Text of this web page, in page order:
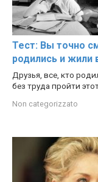
Тест: Вы точно
родились и
Друзья, все, кто
без труда пройти
Non categorizzato